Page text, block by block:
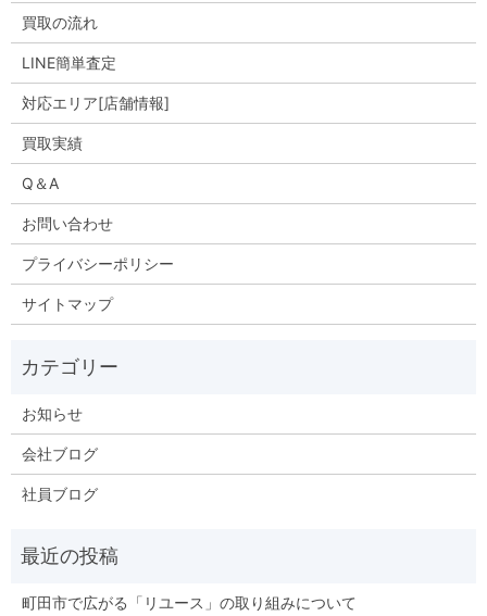
買取の流れ
LINE簡単査定
対応エリア[店舗情報]
買取実績
Q＆A
お問い合わせ
プライバシーポリシー
サイトマップ
お知らせ
会社ブログ
社員ブログ
町田市で広がる「リユース」の取り組みについて